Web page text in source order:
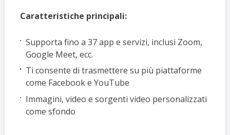
Caratteristiche principali:
Supporta fino a 37 app e servizi, inclusi Zoom,
Google Meet, ecc.
Ti consente di trasmettere su più piattaforme
come Facebook e YouTube
Immagini, video e sorgenti video personalizzati
come sfondo